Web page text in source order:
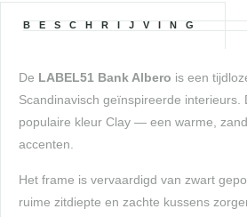
BESCHRIJVING
De LABEL51 Bank Albero is een
Scandinavisch geïnspireerde
populaire kleur Clay — een warme,
accenten.
Het frame is vervaardigd van zwart
ruime zitdiepte en zachte kussens